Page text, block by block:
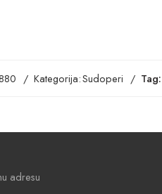
Kategorija:Sudoperi Tag:
adresu